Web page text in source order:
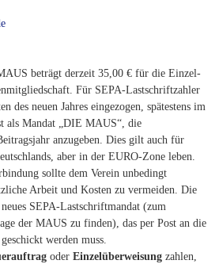
beträgt derzeit 35,00 € für die Einzel-
Für SEPA-Lastschriftzahler
des neuen Jahres eingezogen, spätestens im
als Mandat „DIE MAUS“, die
anzugeben. Dies gilt auch für
aber in der EURO-Zone leben.
sollte dem Verein unbedingt
Arbeit und Kosten zu vermeiden. Die
SEPA-Lastschriftmandat (zum
der MAUS zu finden), das per Post an die
werden muss.
oder Einzelüberweisung zahlen,